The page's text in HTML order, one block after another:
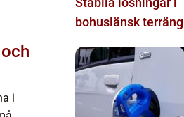
i
bohuslänsk terräng